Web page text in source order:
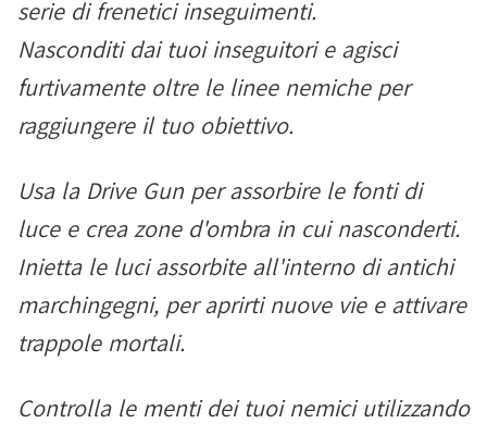
serie di frenetici inseguimenti.
Nasconditi dai tuoi inseguitori e agisci
furtivamente oltre le linee nemiche per
raggiungere il tuo obiettivo.
Usa la Drive Gun per assorbire le fonti di
luce e crea zone d'ombra in cui nasconderti.
Inietta le luci assorbite all'interno di antichi
marchingegni, per aprirti nuove vie e attivare
trappole mortali.
Controlla le menti dei tuoi nemici utilizzando